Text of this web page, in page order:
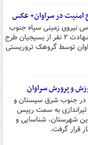
نیروی زمینی سپاه جنوب
شرق در اطلاعیه ای از شهادت ۲ نفر از بسیجیان طرح
توسط گروهک تروریستی
و پرورش سراوان
در جنوب شرق سیستان و
به سمت رییس
شهرستان، شناسایی و
قرار گرفت.